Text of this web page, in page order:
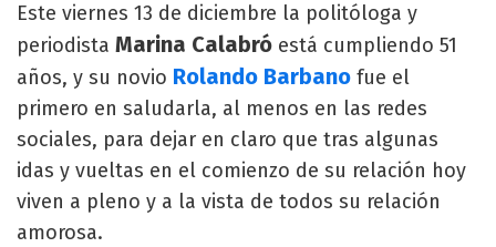
Este viernes 13 de diciembre la politóloga y
periodista Marina Calabró está cumpliendo 51
años, y su novio Rolando Barbano fue el
primero en saludarla, al menos en las redes
sociales, para dejar en claro que tras algunas
idas y vueltas en el comienzo de su relación hoy
viven a pleno y a la vista de todos su relación
amorosa.